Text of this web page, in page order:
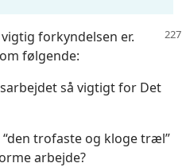
forkyndelsen er.
følgende:
så vigtigt for Det
trofaste og kloge træl”
arbejde?